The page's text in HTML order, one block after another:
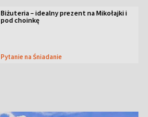
Biżuteria – idealny prezent na Mikołajki i
pod choinkę
Pytanie na Śniadanie